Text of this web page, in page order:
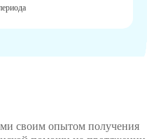
своим опытом получения